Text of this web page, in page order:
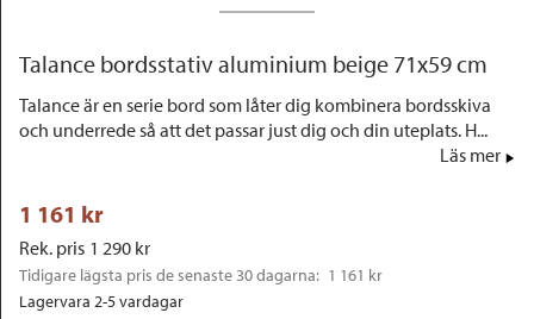
Talance bordsstativ aluminium beige 71x59 cm
Talance är en serie bord som låter dig kombinera bordsskiva
och underrede så att det passar just dig och din uteplats. H...
Läs mer
1 161 kr
Rek. pris 1 290 kr
Tidigare lägsta pris de senaste 30 dagarna: 1 161 kr
Lagervara 2-5 vardagar